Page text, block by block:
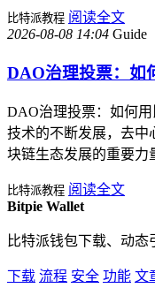
比特派教程 阅读全文
2026-08-08 14:04 Guide
DAO治理投票：如
DAO治理投票：如何
技术的不断发展，去中
块链生态发展的重要力
比特派教程 阅读全文
Bitpie Wallet
比特派钱包下载、动态
下载 流程 安全 功能 文